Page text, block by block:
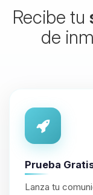
Recibe tu
de
Prueba
Lanza tu